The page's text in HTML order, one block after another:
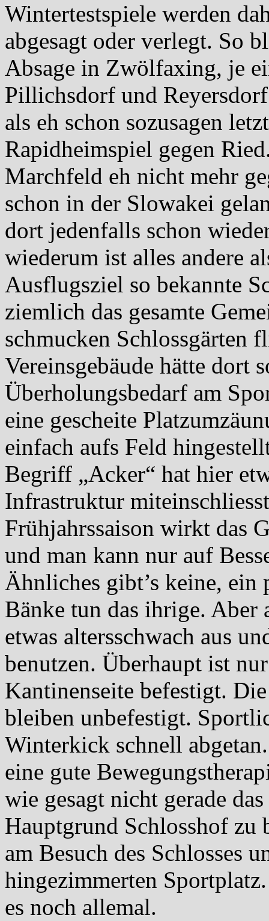
Wintertestspiele werden
abgesagt oder verlegt. So
Absage in Zwölfaxing, je
Pillichsdorf und
als eh schon sozusagen
Rapidheimspiel gegen
Marchfeld eh nicht mehr
schon in der Slowakei
dort jedenfalls schon
wiederum ist alles andere
Ausflugsziel so bekannte
ziemlich das gesamte
schmucken Schlossgärten
Vereinsgebäude hätte dort
Überholungsbedarf am
eine gescheite
einfach aufs Feld
Begriff „Acker“ hat hier
Infrastruktur
Frühjahrssaison wirkt das
und man kann nur auf
Ähnliches gibt’s keine, ein
Bänke tun das ihrige. Aber
etwas altersschwach aus
benutzen. Überhaupt ist
Kantinenseite befestigt.
bleiben unbefestigt.
Winterkick schnell
eine gute
wie gesagt nicht gerade
Hauptgrund Schlosshof zu
am Besuch des Schlosses
hingezimmerten
es noch allemal.